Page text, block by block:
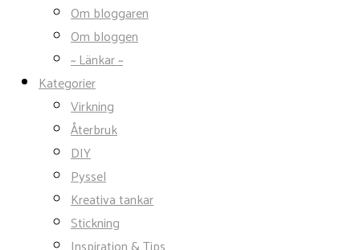
Om bloggaren
Om bloggen
~ Länkar ~
Kategorier
Virkning
Återbruk
DIY
Pyssel
Kreativa tankar
Stickning